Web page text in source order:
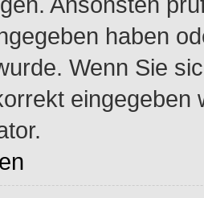
haben
Wenn Sie
eingegeben